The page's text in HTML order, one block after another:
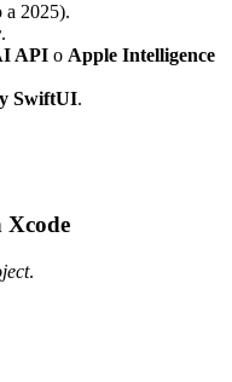
a 2025).
.
API o Apple Intelligence
SwiftUI.
Xcode
.